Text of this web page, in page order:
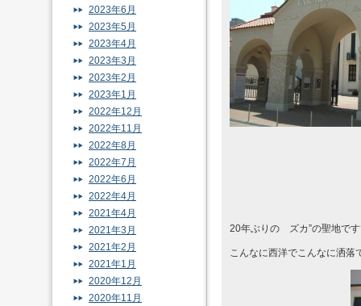
20年ぶりの ズカ”の聖地で
こんなに西洋でこんなに洒落
2023年6月
2023年5月
2023年4月
2023年3月
2023年2月
2023年1月
2022年12月
2022年11月
2022年8月
2022年7月
2022年6月
2022年4月
2021年4月
2021年3月
2021年2月
2021年1月
2020年12月
2020年11月